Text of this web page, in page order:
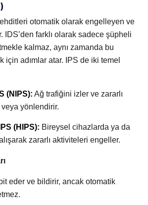
otomatik olarak engelleyen ve
IDS’den farklı olarak sadece şüpheli
kalmaz, aynı zamanda bu
için adımlar atar. IPS de iki temel
(NIPS): Ağ trafiğini izler ve zararlı
yönlendirir.
(HIPS): Bireysel cihazlarda ya da
zararlı aktiviteleri engeller.
eder ve bildirir, ancak otomatik